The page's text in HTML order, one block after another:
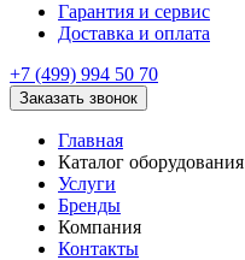
Гарантия и сервис
Доставка и оплата
+7 (499) 994 50 70
Заказать звонок
Главная
Каталог оборудования
Услуги
Бренды
Компания
Контакты